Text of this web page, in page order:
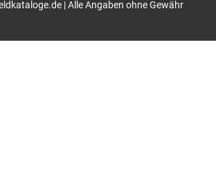
| Alle Angaben ohne Gewähr